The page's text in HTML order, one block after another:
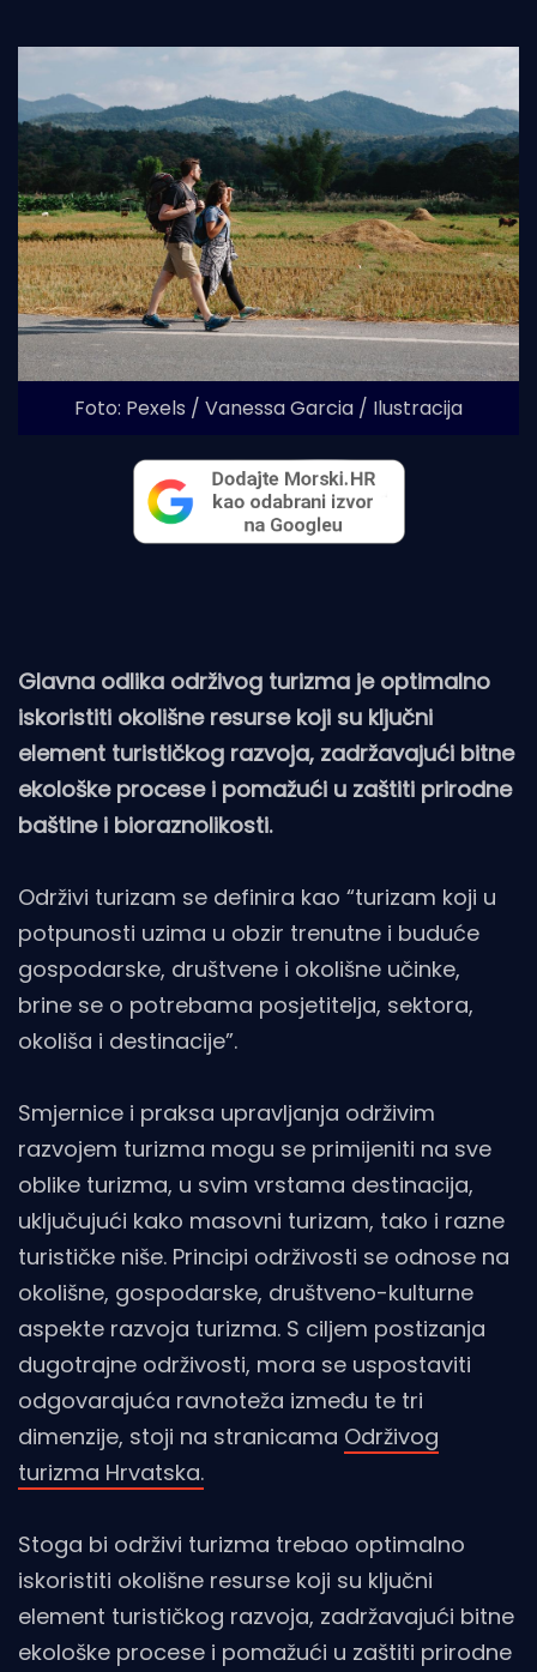
Foto: Pexels / Vanessa Garcia / Ilustracija
Glavna odlika održivog turizma je optimalno
iskoristiti okolišne resurse koji su ključni
element turističkog razvoja, zadržavajući bitne
ekološke procese i pomažući u zaštiti prirodne
baštine i bioraznolikosti.
Održivi turizam se definira kao “turizam koji u
potpunosti uzima u obzir trenutne i buduće
gospodarske, društvene i okolišne učinke,
brine se o potrebama posjetitelja, sektora,
okoliša i destinacije”.
Smjernice i praksa upravljanja održivim
razvojem turizma mogu se primijeniti na sve
oblike turizma, u svim vrstama destinacija,
uključujući kako masovni turizam, tako i razne
turističke niše. Principi održivosti se odnose na
okolišne, gospodarske, društveno-kulturne
aspekte razvoja turizma. S ciljem postizanja
dugotrajne održivosti, mora se uspostaviti
odgovarajuća ravnoteža između te tri
dimenzije, stoji na stranicama Održivog
turizma Hrvatska.
Stoga bi održivi turizma trebao optimalno
iskoristiti okolišne resurse koji su ključni
element turističkog razvoja, zadržavajući bitne
ekološke procese i pomažući u zaštiti prirodne